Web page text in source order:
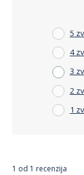
5
4
3
2
1
1 od 1 recenzija